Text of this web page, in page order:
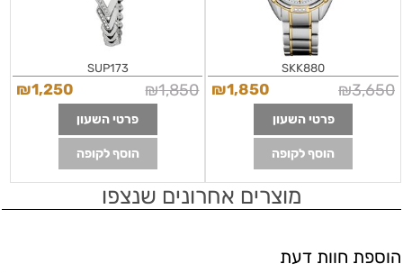
SKK880
₪3,650
₪1,850
פרטי השעון
הוסף לקופה
SUP173
₪1,850
₪1,250
פרטי השעון
הוסף לקופה
מוצרים אחרונים שנצפו
הוספת חוות דעת